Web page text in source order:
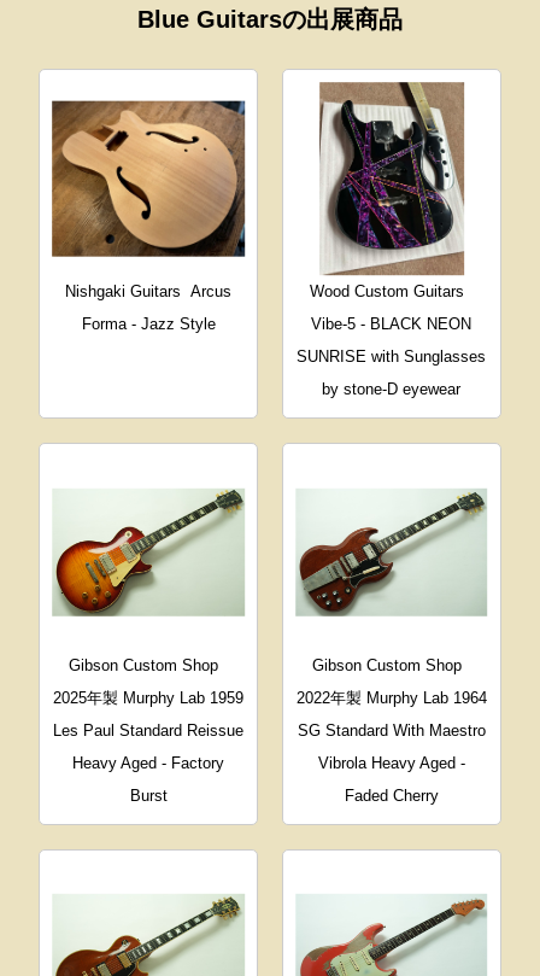
Blue Guitarsの出展商品
Nishgaki Guitars
Arcus
Forma - Jazz Style
Wood Custom Guitars
Vibe-5 - BLACK NEON
SUNRISE with Sunglasses
by stone-D eyewear
Gibson Custom Shop
2025年製 Murphy Lab 1959
Les Paul Standard Reissue
Heavy Aged - Factory
Burst
Gibson Custom Shop
2022年製 Murphy Lab 1964
SG Standard With Maestro
Vibrola Heavy Aged -
Faded Cherry